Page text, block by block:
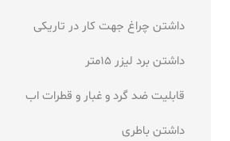
داشتن چراغ جهت کار در تاریکی
داشتن برد لیزر 15متر
قابلیت ضد گرد و غبار و قطرات اب
داشتن باطری